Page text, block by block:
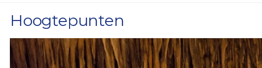
Hoogtepunten